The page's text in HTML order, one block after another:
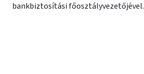
bankbiztosítási főosztályvezetőjével.